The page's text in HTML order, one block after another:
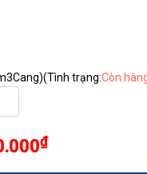
(Tình trạng:Còn
₫